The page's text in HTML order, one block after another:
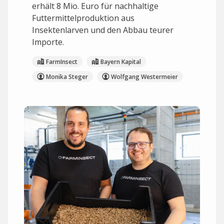
erhält 8 Mio. Euro für nachhaltige
Futtermittelproduktion aus
Insektenlarven und den Abbau teurer
Importe.
FarmInsect
Bayern Kapital
Monika Steger
Wolfgang Westermeier